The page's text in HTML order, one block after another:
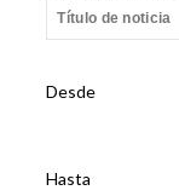
Desde
Hasta